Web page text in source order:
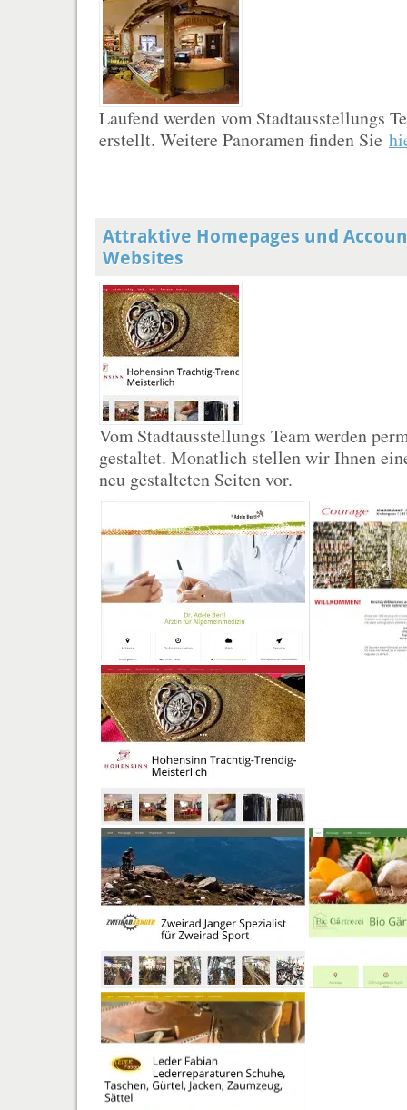
Laufend werden vom Stadtausstellungs
erstellt. Weitere Panoramen finden Sie
Attraktive Homepages und
Websites
Vom Stadtausstellungs Team werden
gestaltet. Monatlich stellen wir Ihnen
neu gestalteten Seiten vor.